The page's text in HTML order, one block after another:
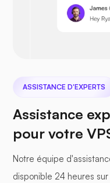
Seafile
ASSISTANCE D'EXPERTS
Assistance
pour votre
Notre équipe
disponible 24 heures